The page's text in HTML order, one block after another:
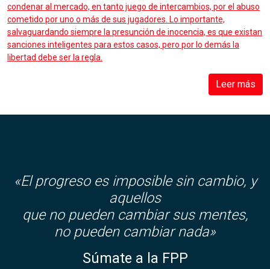
condenar al mercado, en tanto juego de intercambios, por el abuso
cometido por uno o más de sus jugadores. Lo importante,
salvaguardando siempre la presunción de inocencia, es que existan
sanciones inteligentes para estos casos, pero por lo demás la
libertad debe ser la regla.
Leer más
«El progreso es imposible sin cambio, y
aquellos
que no pueden cambiar sus mentes,
no pueden cambiar nada»
Súmate a la FPP